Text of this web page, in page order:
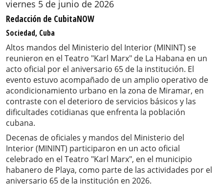
viernes 5 de junio de 2026
Redacción de CubitaNOW
Sociedad, Cuba
Altos mandos del Ministerio del Interior (MININT) se
reunieron en el Teatro "Karl Marx" de La Habana en un
acto oficial por el aniversario 65 de la institución. El
evento estuvo acompañado de un amplio operativo de
acondicionamiento urbano en la zona de Miramar, en
contraste con el deterioro de servicios básicos y las
dificultades cotidianas que enfrenta la población
cubana.
Decenas de oficiales y mandos del Ministerio del
Interior (MININT) participaron en un acto oficial
celebrado en el Teatro "Karl Marx", en el municipio
habanero de Playa, como parte de las actividades por el
aniversario 65 de la institución en 2026.